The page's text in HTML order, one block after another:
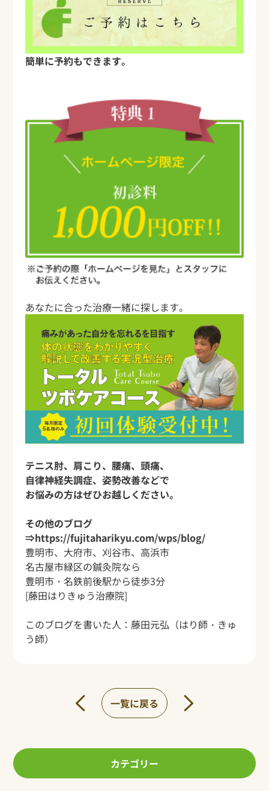
簡単に予約もできます。
あなたに合った治療一緒に探します。
テニス肘、肩こり、腰痛、頭痛、
自律神経失調症、姿勢改善などで
お悩みの方はぜひお越しください。
その他のブログ
⇒https://fujitaharikyu.com/wps/blog/
豊明市、大府市、刈谷市、高浜市
名古屋市緑区の鍼灸院なら
豊明市・名鉄前後駅から徒歩3分
[藤田はりきゅう治療院]
このブログを書いた人： 藤田元弘 （はり師・きゅ
う師）
一覧に戻る
カテゴリー